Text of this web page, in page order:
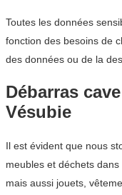
Toutes les données
fonction des besoins de
des données ou de la
Débarras
Vésubie
Il est évident que nous
meubles et déchets
mais aussi jouets,